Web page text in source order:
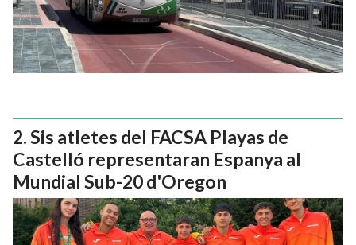
Sis atletes del FACSA Playas de
Castelló representaran Espanya al
Mundial Sub-20 d'Oregon